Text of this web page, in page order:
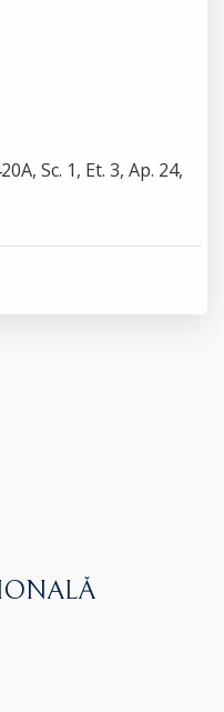
Sc. 1, Et. 3, Ap. 24,